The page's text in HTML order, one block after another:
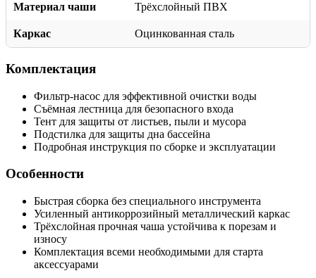
Материал чаши Трёхслойный ПВХ
Каркас Оцинкованная сталь
Комплектация
Фильтр-насос для эффективной очистки воды
Съёмная лестница для безопасного входа
Тент для защиты от листьев, пыли и мусора
Подстилка для защиты дна бассейна
Подробная инструкция по сборке и эксплуатации
Особенности
Быстрая сборка без специального инструмента
Усиленный антикоррозийный металлический каркас
Трёхслойная прочная чаша устойчива к порезам и
износу
Комплектация всеми необходимыми для старта
аксессуарами